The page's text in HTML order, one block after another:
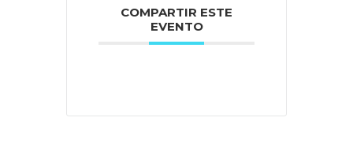
COMPARTIR ESTE
EVENTO